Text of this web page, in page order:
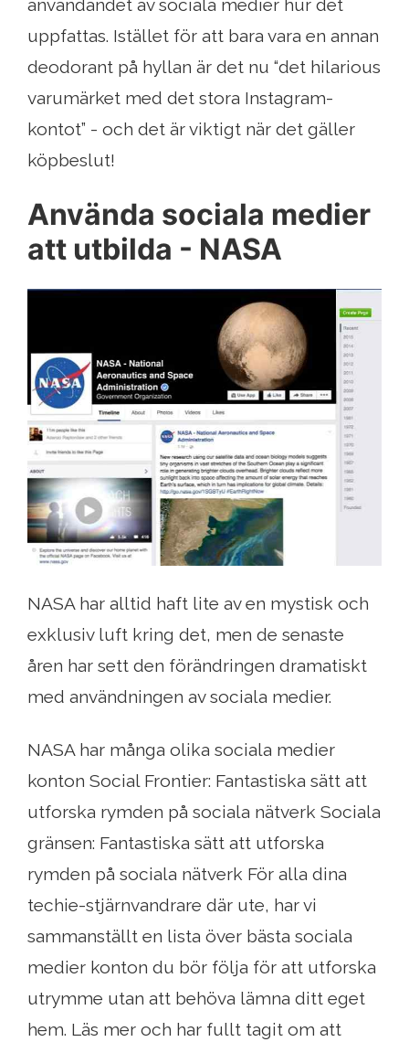
användandet av sociala medier hur det
uppfattas. Istället för att bara vara en annan
deodorant på hyllan är det nu “det hilarious
varumärket med det stora Instagram-
kontot” - och det är viktigt när det gäller
köpbeslut!
Använda sociala medier
att utbilda - NASA
NASA har alltid haft lite av en mystisk och
exklusiv luft kring det, men de senaste
åren har sett den förändringen dramatiskt
med användningen av sociala medier.
NASA har många olika sociala medier
konton Social Frontier: Fantastiska sätt att
utforska rymden på sociala nätverk Sociala
gränsen: Fantastiska sätt att utforska
rymden på sociala nätverk För alla dina
techie-stjärnvandrare där ute, har vi
sammanställt en lista över bästa sociala
medier konton du bör följa för att utforska
utrymme utan att behöva lämna ditt eget
hem. Läs mer och har fullt tagit om att